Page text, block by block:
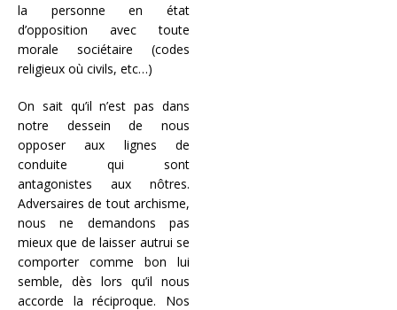
la personne en état
d’opposition avec toute
morale sociétaire (codes
religieux où civils, etc…)
On sait qu’il n’est pas dans
notre dessein de nous
opposer aux lignes de
conduite qui sont
antagonistes aux nôtres.
Adversaires de tout archisme,
nous ne demandons pas
mieux que de laisser autrui se
comporter comme bon lui
semble, dès lors qu’il nous
accorde la réciproque. Nos